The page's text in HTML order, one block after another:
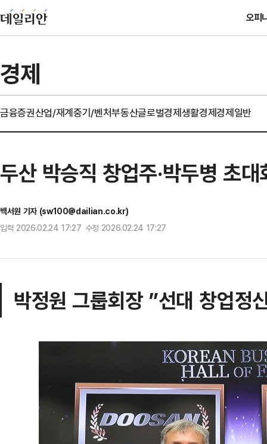
오피
경제
금융증권산업/재계중기/벤처부동산글로벌경제생활경제경제일반
두산 박승직 창업주·박두병 초
백서원 기자 (sw100@dailian.co.kr)
입력 2026.02.24 17:27 수정 2026.02.24 17:27
박정원 그룹회장 ”선대 창업정